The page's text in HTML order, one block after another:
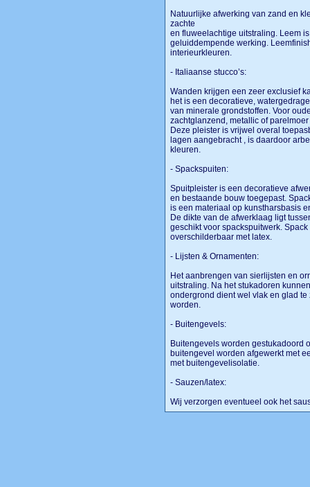
Natuurlijke afwerking van zand en
zachte
en fluweelachtige uitstraling. Leem
geluiddempende werking.
interieurkleuren.
- Italiaanse stucco’s:
Wanden krijgen een zeer exclusief
het is een decoratieve,
van minerale grondstoffen. Voor
zachtglanzend, metallic of
Deze pleister is vrijwel overal
lagen aangebracht , is daardoor
kleuren.
- Spackspuiten:
Spuitpleister is een decoratieve
en bestaande bouw toegepast.
is een materiaal op kunstharsbasis
De dikte van de afwerklaag ligt
geschikt voor spackspuitwerk.
overschilderbaar met latex.
- Lijsten & Ornamenten:
Het aanbrengen van sierlijsten en
uitstraling. Na het stukadoren
ondergrond dient wel vlak en glad
worden.
- Buitengevels:
Buitengevels worden gestukadoord
buitengevel worden afgewerkt met
met buitengevelisolatie.
- Sauzen/latex:
Wij verzorgen eventueel ook het